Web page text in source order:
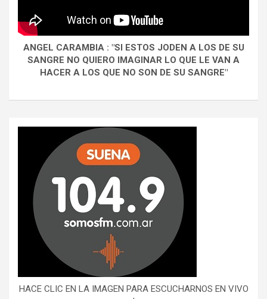
ANGEL CARAMBIA : "SI ESTOS JODEN A LOS DE SU
SANGRE NO QUIERO IMAGINAR LO QUE LE VAN A
HACER A LOS QUE NO SON DE SU SANGRE"
HACE CLIC EN LA IMAGEN PARA ESCUCHARNOS EN VIVO